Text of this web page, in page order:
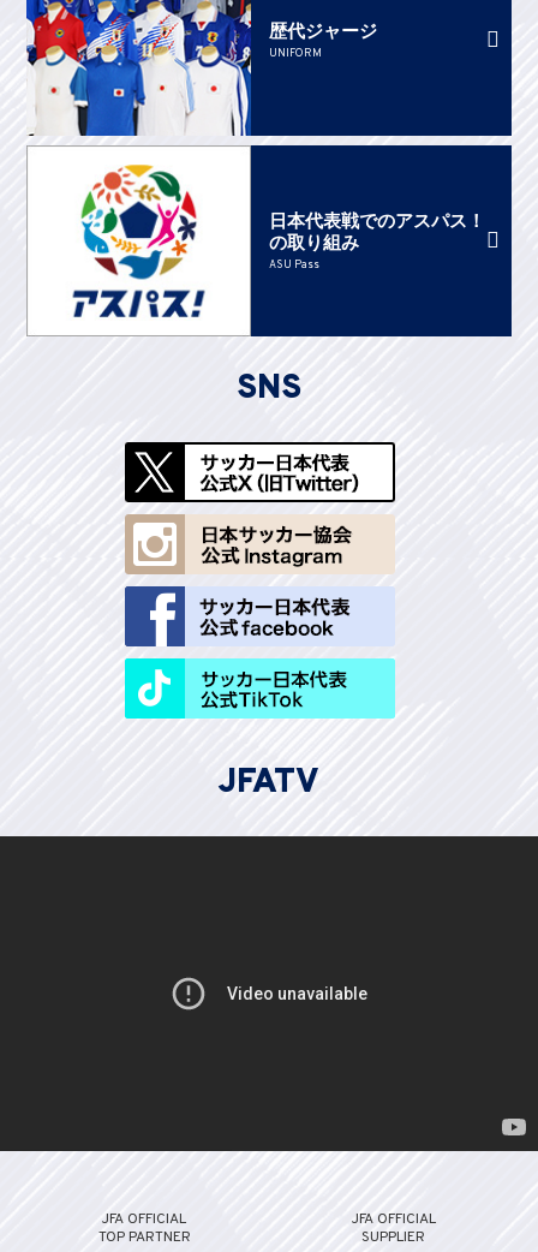
歴代ジャージ
UNIFORM
日本代表戦でのアスパス！
の取り組み
ASU Pass
SNS
JFATV
JFA OFFICIAL
TOP PARTNER
JFA OFFICIAL
SUPPLIER